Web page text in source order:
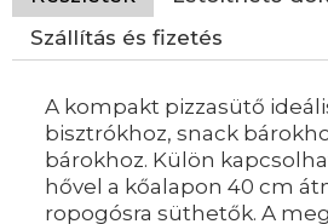
Szállítás és fizetés
A kompakt pizzasütő
bisztrókhoz, snack
bárokhoz. Külön
hővel a kőalapon 40 cm
ropogósra süthetők. A